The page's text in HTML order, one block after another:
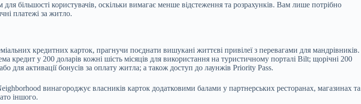
більшості користувачів, оскільки вимагає менше відстеження та розрахунків. Вам лише потрібно
платежі за житло.
кредитних карток, прагнучи поєднати вишукані життєві привілеї з перевагами для мандрівників.
кредит у 200 доларів кожні шість місяців для використання на туристичному порталі Bilt; щорічні 200
для активації бонусів за оплату житла; а також доступ до лаунжів Priority Pass.
винагороджує власників карток додатковими балами у партнерських ресторанах, магазинах та
іншого.